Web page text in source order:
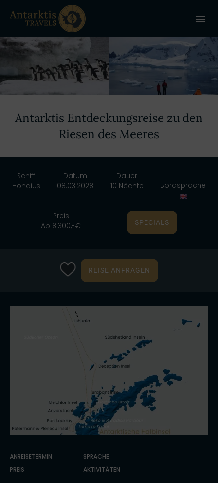
Antarktis Entdeckungsreise zu den
Riesen des Meeres
Schiff
Hondius
Datum
08.03.2028
Dauer
10 Nächte
Bordsprache
Preis
Ab 8.300,-€
SPECIALS
REISE ANFRAGEN
ANREISETERMIN
PREIS
SPRACHE
AKTIVITÄTEN